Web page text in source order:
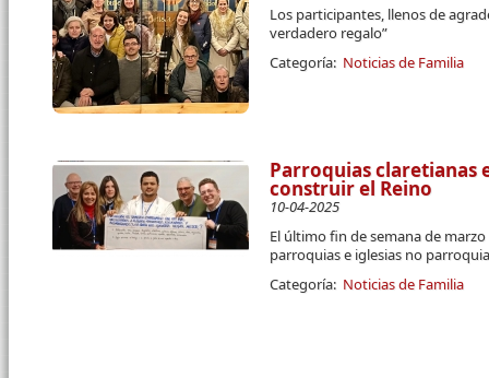
Los participantes, llenos de
verdadero regalo”
Categoría: Noticias de Familia
Parroquias claretianas
construir el Reino
10-04-2025
El último fin de semana de
parroquias e iglesias no
Categoría: Noticias de Familia